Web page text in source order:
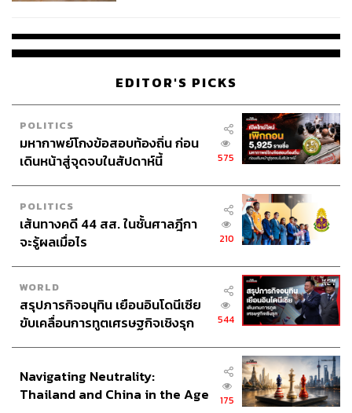
EDITOR'S PICKS
POLITICS
มหากาพย์โกงข้อสอบท้องถิ่น ก่อน
เดินหน้าสู่จุดจบในสัปดาห์นี้
575
POLITICS
เส้นทางคดี 44 สส. ในชั้นศาลฎีกา
จะรู้ผลเมื่อไร
210
WORLD
สรุปภารกิจอนุทิน เยือนอินโดนีเซีย
ขับเคลื่อนการทูตเศรษฐกิจเชิงรุก
544
Navigating Neutrality:
Thailand and China in the Age
175